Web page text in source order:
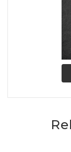
Læs mere om